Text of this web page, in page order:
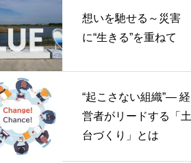
想いを馳せる～災害
に“生きる”を重ねて
“起こさない組織”― 経
営者がリードする「土
台づくり」とは